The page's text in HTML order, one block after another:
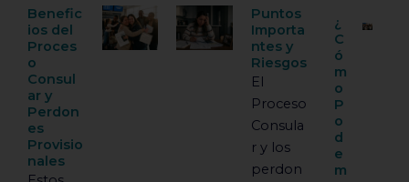
Benefic
ios del
Proces
o
Consul
ar y
Perdon
es
Provisio
nales
Puntos
Importa
ntes y
Riesgos
El
Proceso
Consula
r y los
perdon
¿
C
ó
m
o
P
o
d
e
m